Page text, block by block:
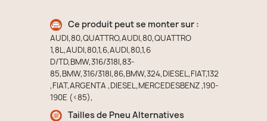
Ce produit peut se monter sur :
AUDI,80,QUATTRO,AUDI,80,QUATTRO
1,8L,AUDI,80,1,6,AUDI,80,1,6
D/TD,BMW,316/318I,83-
85,BMW,316/318I,86,BMW,324,DIESEL,FIAT,132
,FIAT,ARGENTA ,DIESEL,MERCEDESBENZ ,190-
190E (<85),
Tailles de Pneu Alternatives